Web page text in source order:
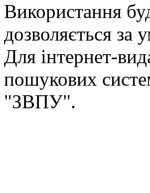
Використання
дозволяється за
Для інтернет-
пошукових
"ЗВПУ".